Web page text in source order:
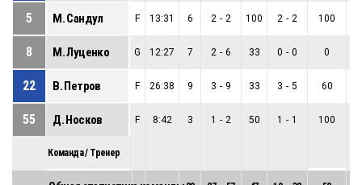
5 М. Сандул F 13:31 6 2 - 2 100 2 - 2 100
8 М. Луценко G 12:27 7 2 - 6 33 0 - 0 0
22 В. Петров F 26:38 9 3 - 9 33 3 - 5 60
55 Д. Носков F 8:42 3 1 - 2 50 1 - 1 100
Команда / Тренер